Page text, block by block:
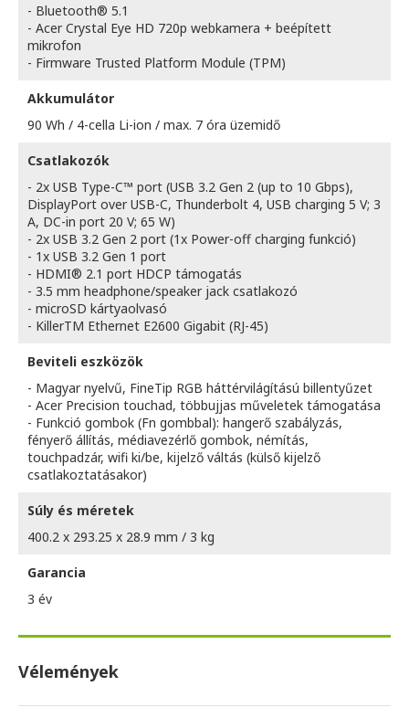
- Bluetooth® 5.1
- Acer Crystal Eye HD 720p webkamera + beépített
mikrofon
- Firmware Trusted Platform Module (TPM)
Akkumulátor
90 Wh / 4-cella Li-ion / max. 7 óra üzemidő
Csatlakozók
- 2x USB Type-C™ port (USB 3.2 Gen 2 (up to 10 Gbps),
DisplayPort over USB-C, Thunderbolt 4, USB charging 5 V; 3
A, DC-in port 20 V; 65 W)
- 2x USB 3.2 Gen 2 port (1x Power-off charging funkció)
- 1x USB 3.2 Gen 1 port
- HDMI® 2.1 port HDCP támogatás
- 3.5 mm headphone/speaker jack csatlakozó
- microSD kártyaolvasó
- KillerTM Ethernet E2600 Gigabit (RJ-45)
Beviteli eszközök
- Magyar nyelvű, FineTip RGB háttérvilágítású billentyűzet
- Acer Precision touchad, többujjas műveletek támogatása
- Funkció gombok (Fn gombbal): hangerő szabályzás,
fényerő állítás, médiavezérlő gombok, némítás,
touchpadzár, wifi ki/be, kijelző váltás (külső kijelző
csatlakoztatásakor)
Súly és méretek
400.2 x 293.25 x 28.9 mm / 3 kg
Garancia
3 év
Vélemények